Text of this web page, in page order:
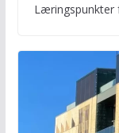
Læringspunkter